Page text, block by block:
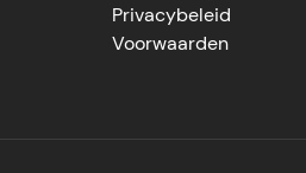
Privacybeleid
Voorwaarden